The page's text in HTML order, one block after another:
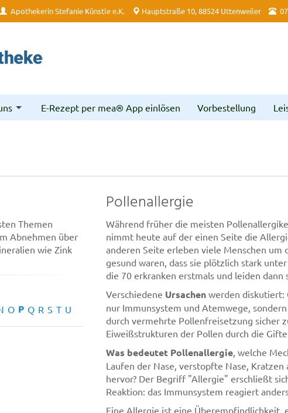
Apothekerin Stefanie Künstle e.K. Hauptstraße 10, 88524 Uttenweiler
E-Rezept per mea® App einlösen Vorbestellung
Themen
Abnehmen über
wie Zink
O P Q R S T U
Pollenallergie
Während früher die meisten
nimmt heute auf der einen Seite die
anderen Seite erleben viele Menschen um
gesund waren, dass sie plötzlich stark
die 70 erkranken erstmals und leiden dann
Verschiedene Ursachen werden diskutiert:
nur Immunsystem und Atemwege,
durch vermehrte Pollenfreisetzung sicher
Eiweißstrukturen der Pollen durch die
Was bedeutet Pollenallergie, welche
Laufen der Nase, verstopfte Nase,
hervor? Der Begriff "Allergie" erschließt
Reaktion: das Immunsystem reagiert
Eine Allergie ist eine Überempfindlichkeit,